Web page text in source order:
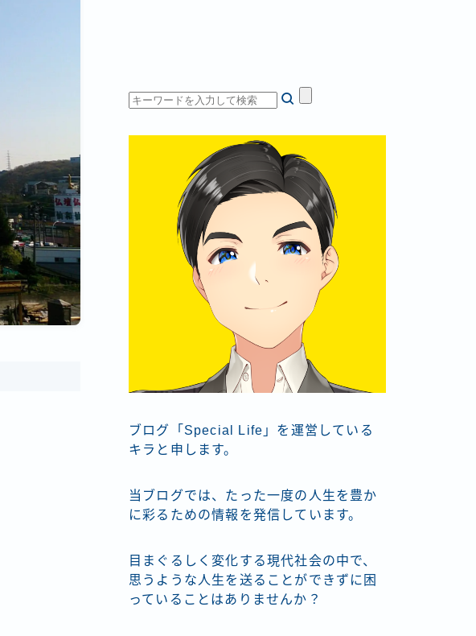
ブログ「Special Life」を運営している
キラと申します。
当ブログでは、たった一度の人生を豊か
に彩るための情報を発信しています。
目まぐるしく変化する現代社会の中で、
思うような人生を送ることができずに困
っていることはありませんか？